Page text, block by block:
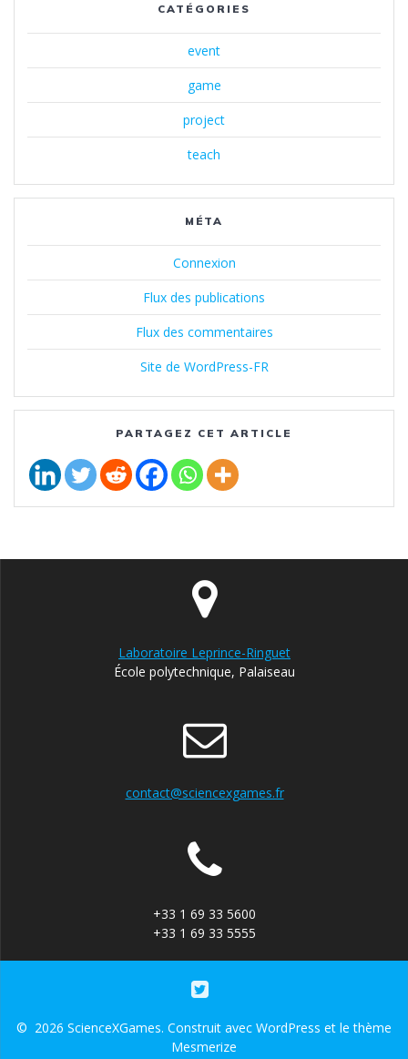
CATÉGORIES
event
game
project
teach
MÉTA
Connexion
Flux des publications
Flux des commentaires
Site de WordPress-FR
PARTAGEZ CET ARTICLE
Laboratoire Leprince-Ringuet
École polytechnique, Palaiseau
contact@sciencexgames.fr
+33 1 69 33 5600
+33 1 69 33 5555
© 2026 ScienceXGames. Construit avec WordPress et lethème
Mesmerize